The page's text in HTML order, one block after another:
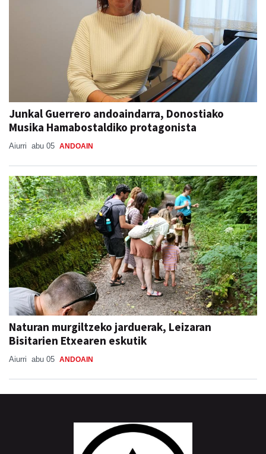
Junkal Guerrero andoaindarra, Donostiako
Musika Hamabostaldiko protagonista
Aiurri abu 05 ANDOAIN
Naturan murgiltzeko jarduerak, Leizaran
Bisitarien Etxearen eskutik
Aiurri abu 05 ANDOAIN